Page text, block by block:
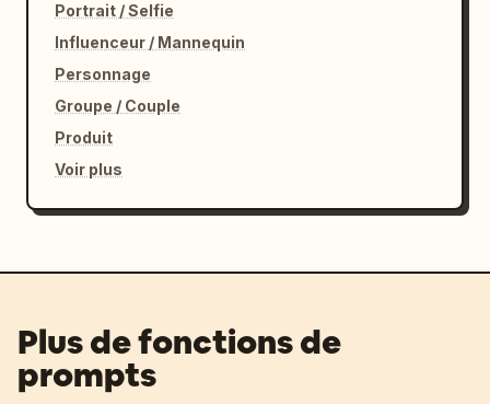
Portrait / Selfie
Influenceur / Mannequin
Personnage
Groupe / Couple
Produit
Voir plus
Plus de fonctions de
prompts